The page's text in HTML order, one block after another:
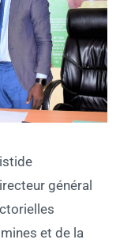
général
et de la